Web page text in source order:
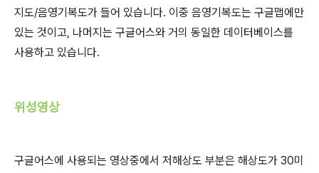
지도/음영기복도가 들어 있습니다. 이중 음영기복도는 구글맵에만
있는 것이고, 나머지는 구글어스와 거의 동일한 데이터베이스를
사용하고 있습니다.
위성영상
구글어스에 사용되는 영상중에서 저해상도 부분은 해상도가 30미